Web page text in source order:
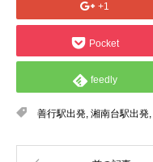
+1
Pocket
feedly
善行駅出発, 湘南台駅出発,